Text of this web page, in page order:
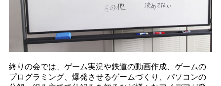
終りの会では、ゲーム実況や鉄道の動画作成、ゲームの
プログラミング、爆発させるゲームづくり、パソコンの